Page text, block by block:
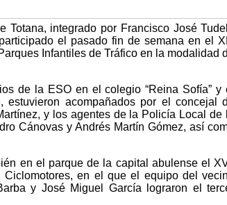
integrado por Francisco José
el pasado fin de semana en el
Infantiles de Tráfico en la modalidad
de la ESO en el colegio “Reina Sofía” y
estuvieron acompañados por el concejal
y los agentes de la Policía Local de
Cánovas y Andrés Martín Gómez, así
en el parque de la capital abulense el
en el que el equipo del
y José Miguel García lograron el